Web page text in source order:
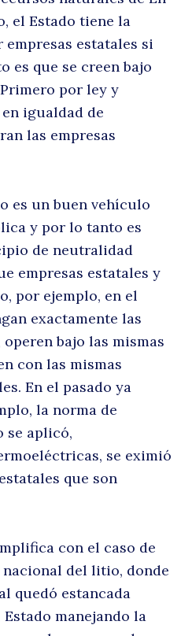
el Estado tiene la
estatales si
es que se creen bajo
por ley y
igualdad de
las empresas
es un buen vehículo
y por lo tanto es
de neutralidad
empresas estatales y
por ejemplo, en el
exactamente las
bajo las mismas
con las mismas
En el pasado ya
la norma de
se aplicó,
se eximió
que son
con el caso de
del litio, donde
quedó estancada
manejando la